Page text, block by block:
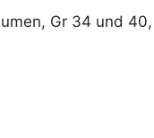
Gr 34 und 40,